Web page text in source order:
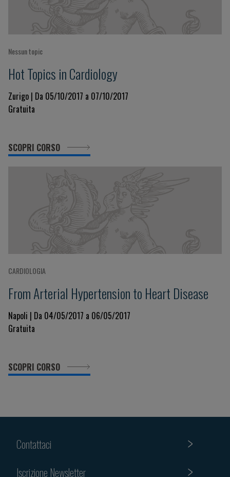
Nessun topic
Hot Topics in Cardiology
Zurigo | Da 05/10/2017 a 07/10/2017
Gratuita
SCOPRI CORSO
CARDIOLOGIA
From Arterial Hypertension to Heart Disease
Napoli | Da 04/05/2017 a 06/05/2017
Gratuita
SCOPRI CORSO
Contattaci
Iscrizione Newsletter